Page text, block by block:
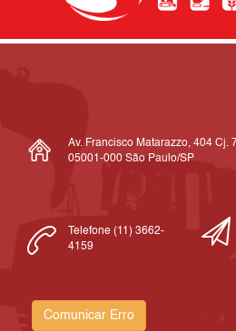
Av. Francisco Matarazzo, 404 Cj.
05001-000 São Paulo/SP
Telefone (11) 3662-
4159
Comunicar Erro